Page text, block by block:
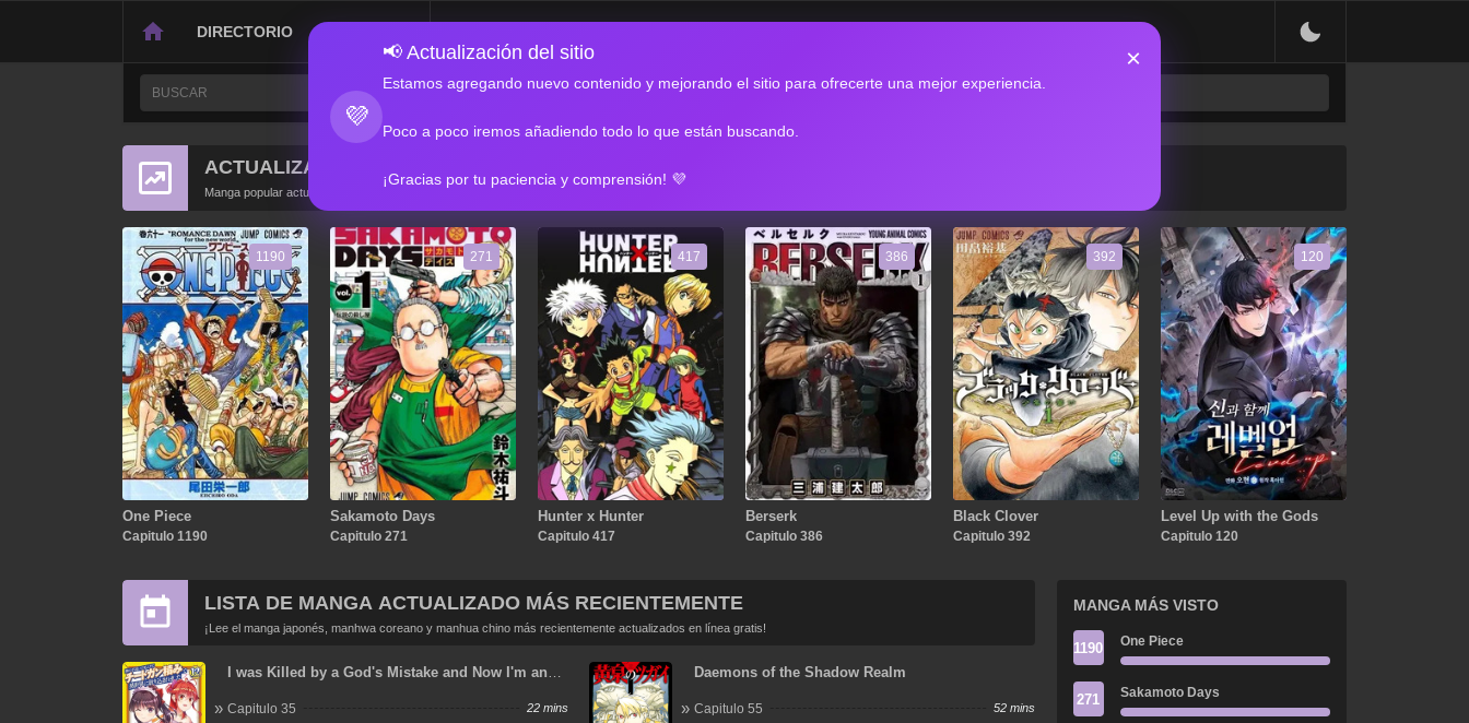
DIRECTORIO
💜
📢 Actualización del sitio
Estamos agregando nuevo contenido y mejorando el sitio para ofrecerte una mejor experiencia.
Poco a poco iremos añadiendo todo lo que están buscando.
¡Gracias por tu paciencia y comprensión! 💜
×
ACTUALIZACIONES POPULARES
Manga popular actualizado recientemente
1190
One Piece
Capitulo 1190
271
Sakamoto Days
Capitulo 271
417
Hunter x Hunter
Capitulo 417
386
Berserk
Capitulo 386
392
Black Clover
Capitulo 392
120
Level Up with the Gods
Capitulo 120
LISTA DE MANGA ACTUALIZADO MÁS RECIENTEMENTE
¡Lee el manga japonés, manhwa coreano y manhua chino más recientemente actualizados en línea gratis!
I was Killed by a God's Mistake and Now I'm an
World
Capitulo 35 22 mins
Daemons of the Shadow Realm
Capitulo 55 52 mins
MANGA MÁS VISTO
1190 One Piece
271 Sakamoto Days